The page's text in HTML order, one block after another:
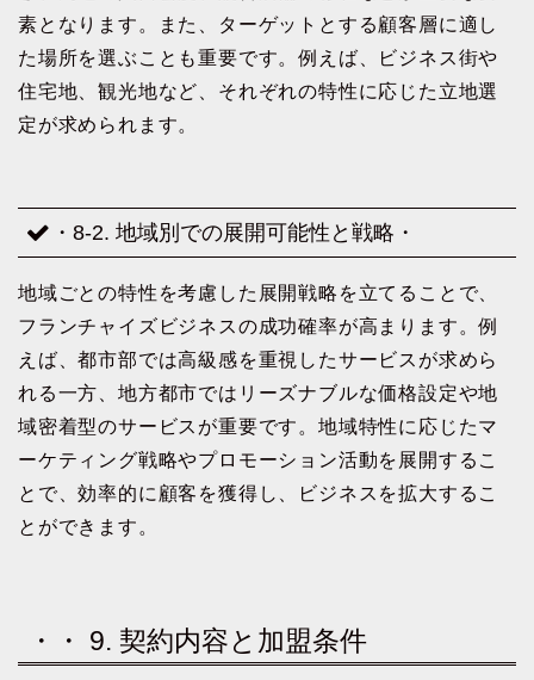
素となります。また、ターゲットとする顧客層に適し
た場所を選ぶことも重要です。例えば、ビジネス街や
住宅地、観光地など、それぞれの特性に応じた立地選
定が求められます。
・8-2. 地域別での展開可能性と戦略・
地域ごとの特性を考慮した展開戦略を立てることで、
フランチャイズビジネスの成功確率が高まります。例
えば、都市部では高級感を重視したサービスが求めら
れる一方、地方都市ではリーズナブルな価格設定や地
域密着型のサービスが重要です。地域特性に応じたマ
ーケティング戦略やプロモーション活動を展開するこ
とで、効率的に顧客を獲得し、ビジネスを拡大するこ
とができます。
・・ 9. 契約内容と加盟条件